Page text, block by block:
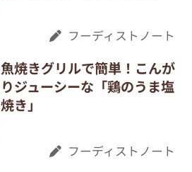
フーディストノート
魚焼きグリルで簡単！こんが
りジューシーな「鶏のうま塩
焼き」
フーディストノート